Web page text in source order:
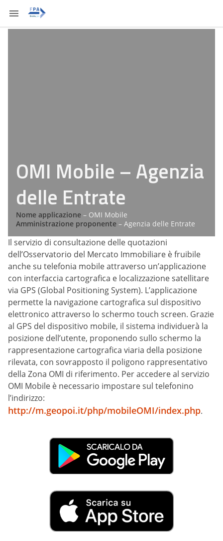
OMI Mobile – Agenzia
delle Entrate
Nome applicazione – OMI Mobile
Amministrazione proponente – Agenzia delle Entrate
Il servizio di consultazione delle quotazioni
dell’Osservatorio del Mercato Immobiliare è fruibile
anche su telefonia mobile attraverso un’applicazione
con interfaccia cartografica e localizzazione satellitare
via GPS (Global Positioning System). L’applicazione
permette la navigazione cartografica sul dispositivo
elettronico attraverso lo schermo touch screen. Grazie
al GPS del dispositivo mobile, il sistema individuerà la
posizione dell’utente, proponendo sullo schermo la
rappresentazione cartografica viaria della posizione
rilevata, con sovrapposto il poligono rappresentativo
della Zona OMI di riferimento. Per accedere al servizio
OMI Mobile è necessario impostare sul telefonino
l’indirizzo:
http://m.geopoi.it/php/mobileOMI/index.php.